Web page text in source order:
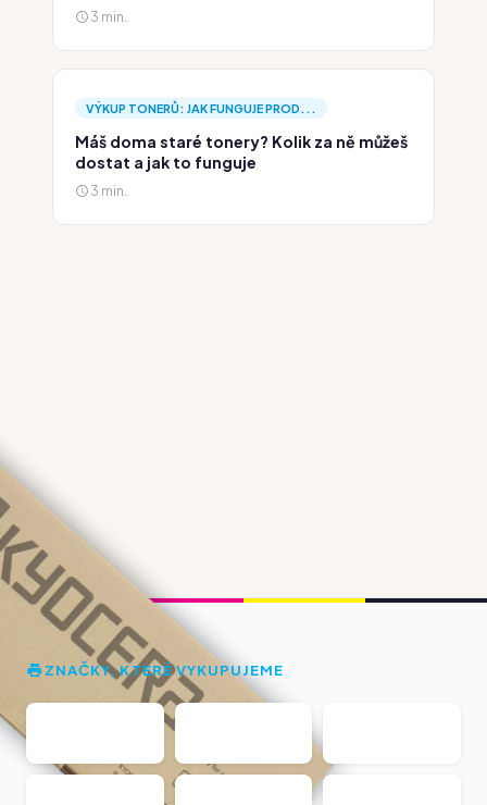
3 min.
VÝKUP TONERŮ: JAK FUNGUJE PROD...
Máš doma staré tonery? Kolik za ně můžeš
dostat a jak to funguje
3 min.
ZNAČKY, KTERÉ VYKUPUJEME